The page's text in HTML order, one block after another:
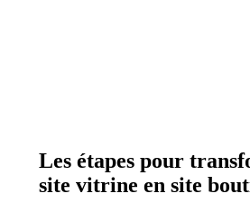
Les étapes pour
site vitrine en site